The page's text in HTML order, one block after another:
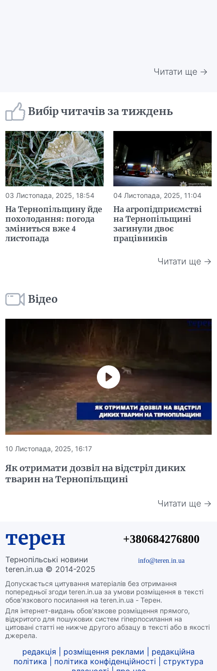
Читати ще →
Вибір читачів за тиждень
03 Листопада, 2025, 18:54
На Тернопільщину йде
похолодання: погода
зміниться вже 4
листопада
04 Листопада, 2025, 11:04
На агропідприємстві
на Тернопільщині
загинули двоє
працівників
Читати ще →
Відео
10 Листопада, 2025, 16:17
Як отримати дозвіл на відстріл диких
тварин на Тернопільщині
Читати ще →
терен
Тернопільські новини
teren.in.ua © 2014-2025
Допускається цитування матеріалів без отримання
попередньої згоди teren.in.ua за умови розміщення в тексті
обов'язкового посилання на teren.in.ua - Терен.
Для інтернет-видань обов'язкове розміщення прямого,
відкритого для пошукових систем гіперпосилання на
цитовані статті не нижче другого абзацу в тексті або в якості
джерела.
+380684276800
info@teren.in.ua
редакція розміщення реклами
редакційна
політика
політика конфіденційності
структура